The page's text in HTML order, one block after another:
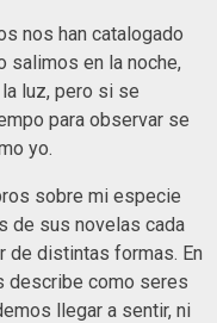
nos han catalogado
salimos en la noche,
luz, pero si se
para observar se
yo.
sobre mi especie
de sus novelas cada
de distintas formas. En
describe como seres
llegar a sentir, ni